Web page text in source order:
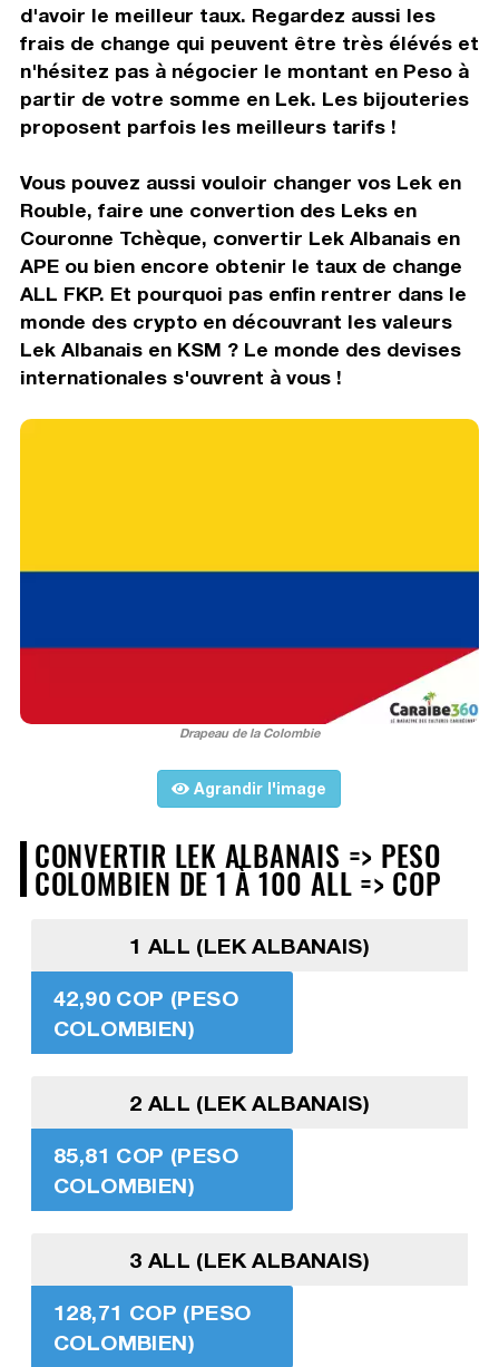
d'avoir le meilleur taux. Regardez aussi les
frais de change qui peuvent être très élévés et
n'hésitez pas à négocier le montant en Peso à
partir de votre somme en Lek. Les bijouteries
proposent parfois les meilleurs tarifs !
Vous pouvez aussi vouloir changer vos Lek en
Rouble, faire une convertion des Leks en
Couronne Tchèque, convertir Lek Albanais en
APE ou bien encore obtenir le taux de change
ALL FKP. Et pourquoi pas enfin rentrer dans le
monde des crypto en découvrant les valeurs
Lek Albanais en KSM ? Le monde des devises
internationales s'ouvrent à vous !
Drapeau de la Colombie
Agrandir l'image
CONVERTIR LEK ALBANAIS => PESO
COLOMBIEN DE 1 À 100 ALL => COP
1 ALL (LEK ALBANAIS)
42,90 COP (PESO
COLOMBIEN)
2 ALL (LEK ALBANAIS)
85,81 COP (PESO
COLOMBIEN)
3 ALL (LEK ALBANAIS)
128,71 COP (PESO
COLOMBIEN)